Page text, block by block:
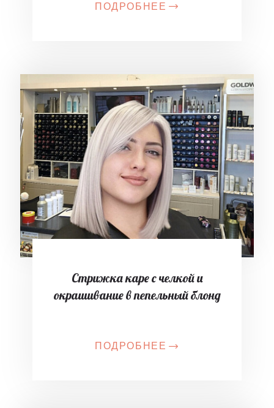
ПОДРОБНЕЕ
Стрижка каре с челкой и
окрашивание в пепельный блонд
ПОДРОБНЕЕ